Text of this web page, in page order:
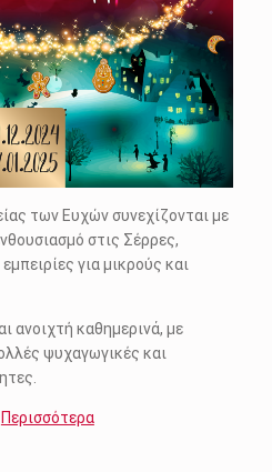
των Ευχών συνεχίζονται με
στις Σέρρες,
για μικρούς και
ανοιχτή καθημερινά, με
ψυχαγωγικές και
Περισσότερα